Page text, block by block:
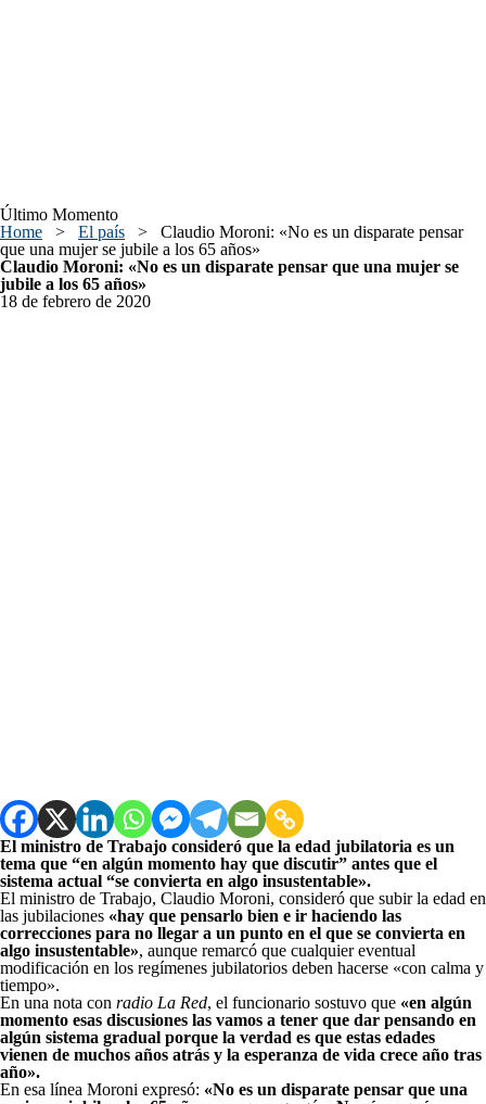
Último Momento
Home > El país > Claudio Moroni: «No es un disparate pensar
que una mujer se jubile a los 65 años»
Claudio Moroni: «No es un disparate pensar que una mujer se
jubile a los 65 años»
18 de febrero de 2020
El ministro de Trabajo consideró que la edad jubilatoria es un
tema que “en algún momento hay que discutir” antes que el
sistema actual “se convierta en algo insustentable».
El ministro de Trabajo, Claudio Moroni, consideró que subir la edad en
las jubilaciones «hay que pensarlo bien e ir haciendo las
correcciones para no llegar a un punto en el que se convierta en
algo insustentable», aunque remarcó que cualquier eventual
modificación en los regímenes jubilatorios deben hacerse «con calma y
tiempo».
En una nota con radio La Red, el funcionario sostuvo que «en algún
momento esas discusiones las vamos a tener que dar pensando en
algún sistema gradual porque la verdad es que estas edades
vienen de muchos años atrás y la esperanza de vida crece año tras
año».
En esa línea Moroni expresó: «No es un disparate pensar que una